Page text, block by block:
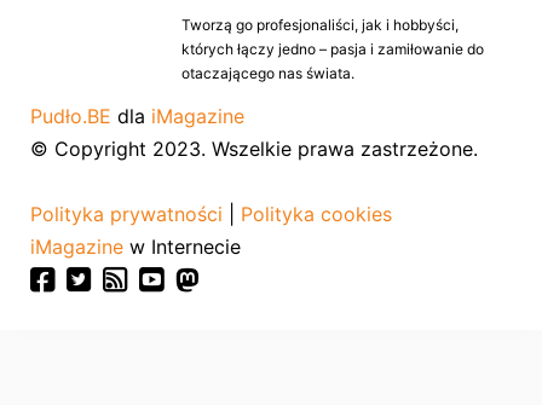
Tworzą go profesjonaliści, jak i hobbyści,
których łączy jedno – pasja i zamiłowanie do
otaczającego nas świata.
Pudło.BE dla iMagazine
© Copyright 2023. Wszelkie prawa zastrzeżone.
Polityka prywatności
Polityka cookies
iMagazine w Internecie